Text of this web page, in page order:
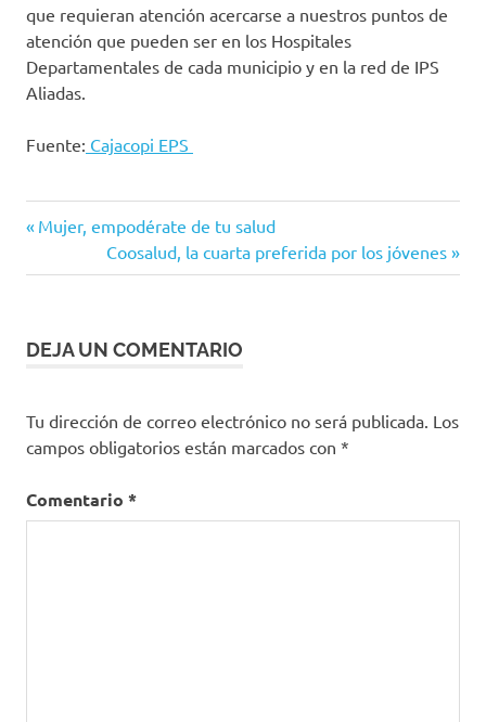
que requieran atención acercarse a nuestros puntos de
atención que pueden ser en los Hospitales
Departamentales de cada municipio y en la red de IPS
Aliadas.
Fuente: Cajacopi EPS
EPS
eps
Navegación
de
Entrada
Mujer, empodérate de tu salud
Siguiente
entrada:
Coosalud, la cuarta preferida por los jóvenes
DEJA UN COMENTARIO
Tu dirección de correo electrónico no será publicada. Los
campos obligatorios están marcados con *
Comentario *